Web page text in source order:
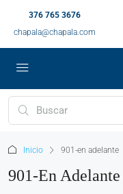
376 765 3676
chapala@chapala.com
Inicio 901-en adelante
901-En Adelante